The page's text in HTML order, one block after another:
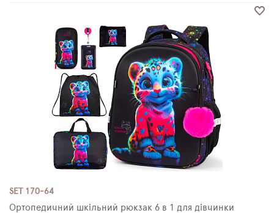
SET 170-64
Ортопедичний шкільний рюкзак 6 в 1 для дівчинки